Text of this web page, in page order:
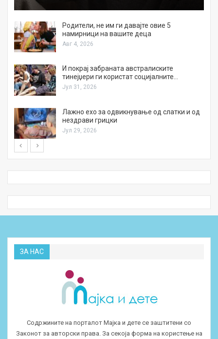
Родители, не им ги давајте овие 5
намирници на вашите деца
Авг 4, 2026
И покрај забраната австралиските
тинејџери ги користат социјалните…
Јул 31, 2026
Лажно ехо за одвикнување од слатки и од
нездрави грицки
Јул 29, 2026
ЗА НАС
Содржините на порталот Мајка и дете се заштитени со
Законот за авторски права. За секоја форма на користење на